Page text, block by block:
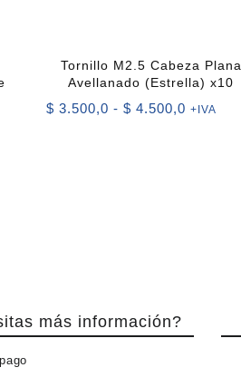
Tornillo M2.5 Cabeza Plana
Avellanado (Estrella) x10
$ 3.500,0 - $ 4.500,0 Rango
+IVA
más información?